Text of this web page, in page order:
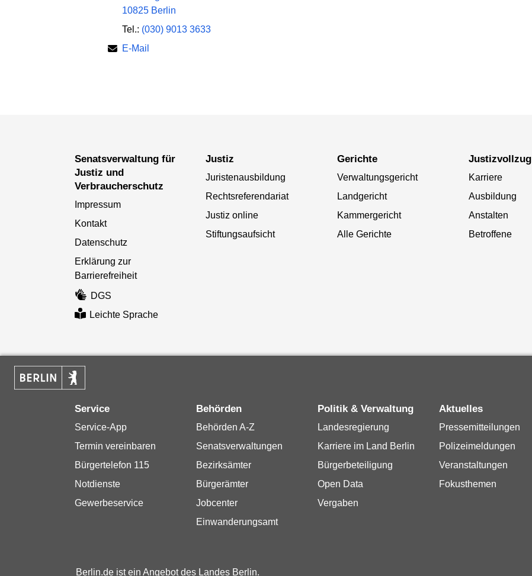
10825 Berlin
Tel.: (030) 9013 3633
E-Mail
Senatsverwaltung für
Justiz und
Verbraucherschutz
Impressum
Kontakt
Datenschutz
Erklärung zur
Barrierefreiheit
DGS
Leichte Sprache
Justiz
Juristenausbildung
Rechtsreferendariat
Justiz online
Stiftungsaufsicht
Gerichte
Verwaltungsgericht
Landgericht
Kammergericht
Alle Gerichte
Justizvollzug
Karriere
Ausbildung
Anstalten
Betroffene
Service
Service-App
Termin vereinbaren
Bürgertelefon 115
Notdienste
Gewerbeservice
Behörden
Behörden A-Z
Senatsverwaltungen
Bezirksämter
Bürgerämter
Jobcenter
Einwanderungsamt
Politik & Verwaltung
Landesregierung
Karriere im Land Berlin
Bürgerbeteiligung
Open Data
Vergaben
Aktuelles
Pressemitteilungen
Polizeimeldungen
Veranstaltungen
Fokusthemen
Berlin.de ist ein Angebot des Landes Berlin.